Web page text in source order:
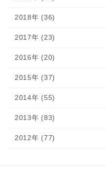
2018年 (36)
2017年 (23)
2016年 (20)
2015年 (37)
2014年 (55)
2013年 (83)
2012年 (77)